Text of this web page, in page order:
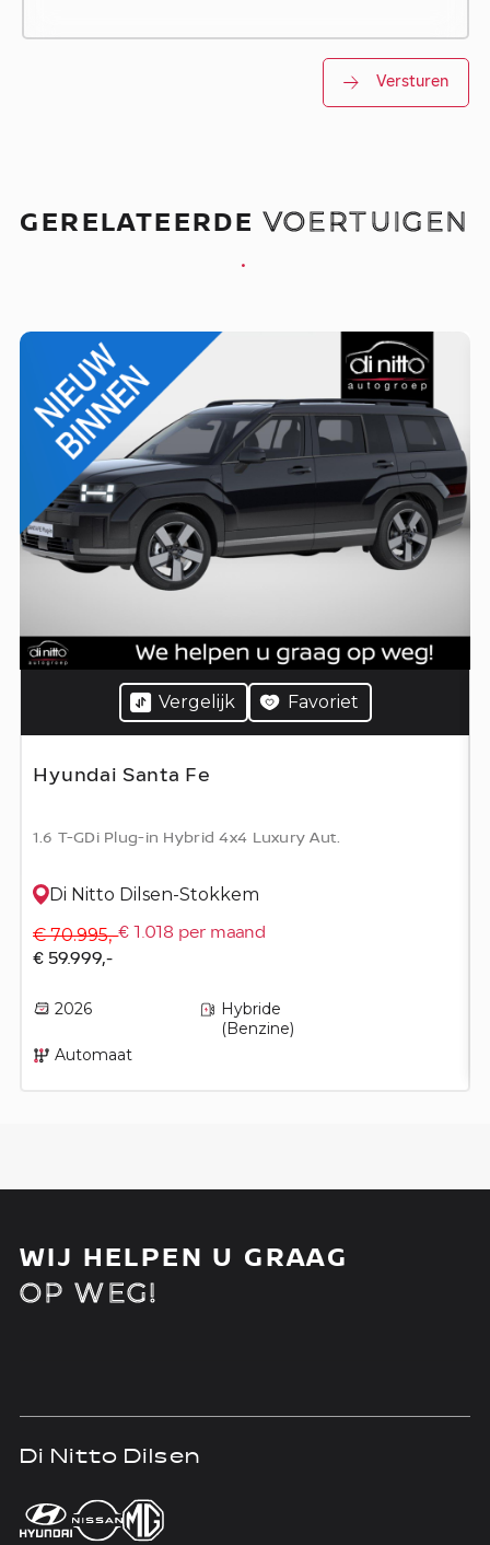
Versturen
GERELATEERDEVOERTUIGEN
.
Vergelijk Favoriet
Hyundai Santa Fe
1.6 T-GDi Plug-in Hybrid 4x4 Luxury Aut.
Di Nitto Dilsen-Stokkem
€ 70.995,-
€ 59.999,-
€ 1.018 per maand
2026
Hybride
(Benzine)
Automaat
WIJ HELPEN U GRAAG
OP WEG!
Di Nitto Dilsen